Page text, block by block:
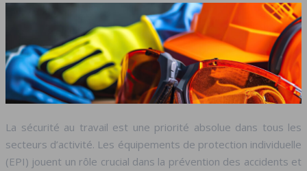
La sécurité au travail est une priorité absolue dans tous les
secteurs d’activité. Les équipements de protection individuelle
(EPI) jouent un rôle crucial dans la prévention des accidents et